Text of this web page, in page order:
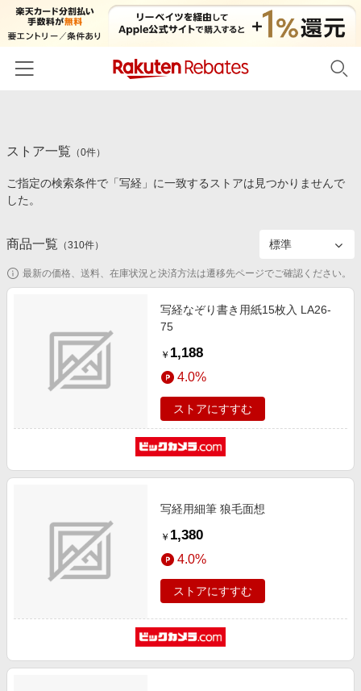
カテゴリー一覧
百貨店・総合ECモール
食品・スイーツ・お酒
コスメ・健康・医薬品
家電・PC・スマホ・カメラ
スポーツ・アウトドア・ゴルフ
旅行・レジャー・ホテル予約
金融・マネー・保険
デジタルコンテンツ
ビジネス・その他サービス
イベント一覧
初回購入者限定特典
対象ストア新規限定特典
楽天ペイ導入ストア
楽天サービス特集
わくわく夏特集
とことん買い物チャレンジ
Samsung ボーナスキャンペーン
週末の高還元 夏の長期版
ストア一覧 （0件）
ご指定の検索条件で「写経」に一致するストアは見つかりませんで
した。
商品一覧 （310件）
最新の価格、送料、在庫状況と決済方法は遷移先ページでご確認ください。
写経なぞり書き用紙15枚入 LA26-
75
￥ 1,188
4.0%
ストアにすすむ
写経用細筆 狼毛面想
￥ 1,380
4.0%
ストアにすすむ